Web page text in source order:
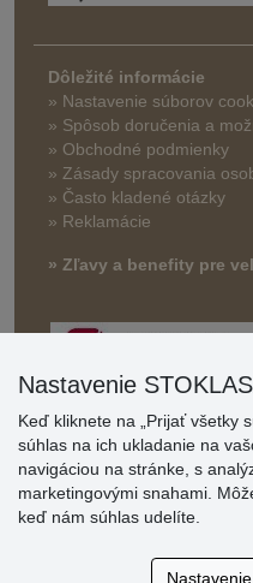
Dôležité informácie
» Nastavenie súborov
» Spôsob doručenia a
» Obchodné podmienky
» Zásady spracovania
» Často kladené otázky
» Reklamácie
» Zľavy a benefity pre
Hodnotenia
zákazníkov
Nastavenie
Keď kliknete na „Prijať všetky
súhlas na ich ukladanie na
navigáciou na stránke, s
marketingovými snahami.
keď nám súhlas udelíte.